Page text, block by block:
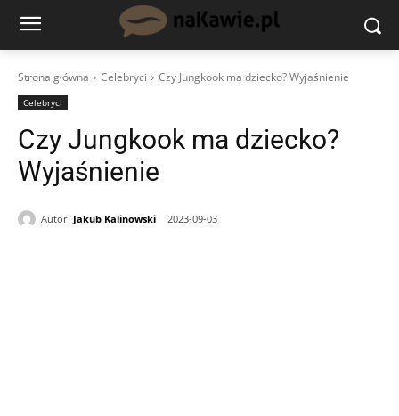
Strona główna Celebryci Czy Jungkook ma dziecko? Wyjaśnienie
Celebryci
Czy Jungkook ma dziecko?
Wyjaśnienie
Autor: Jakub Kalinowski 2023-09-03